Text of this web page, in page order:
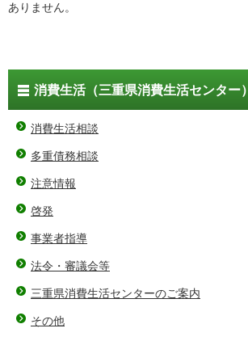
ありません。
消費生活（三重県消費生活センター）
消費生活相談
多重債務相談
注意情報
啓発
事業者指導
法令・審議会等
三重県消費生活センターのご案内
その他